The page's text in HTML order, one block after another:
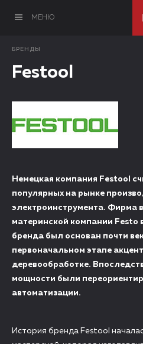
МЕНЮ
БРЕНДЫ
Festool
Немецкая компания Festool
популярных на рынке
электроинструмента. Фирма
материнской компании Festo
бренда был основан почти
первоначальном этапе
деревообработке.
мощности были
автоматизации.
История бренда Festool